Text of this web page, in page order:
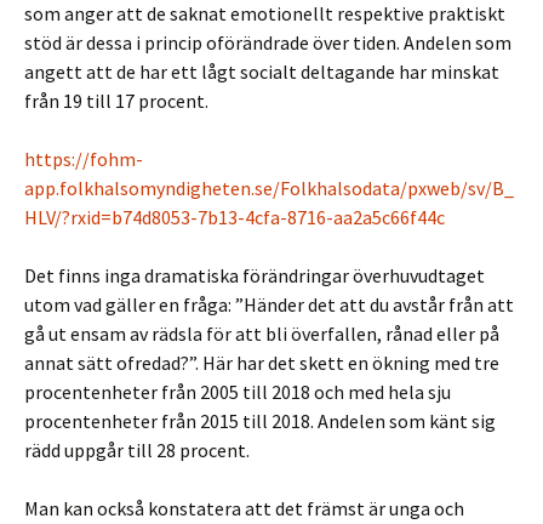
som anger att de saknat emotionellt respektive praktiskt
stöd är dessa i princip oförändrade över tiden. Andelen som
angett att de har ett lågt socialt deltagande har minskat
från 19 till 17 procent.
https://fohm-
app.folkhalsomyndigheten.se/Folkhalsodata/pxweb/sv/B_
HLV/?rxid=b74d8053-7b13-4cfa-8716-aa2a5c66f44c
Det finns inga dramatiska förändringar överhuvudtaget
utom vad gäller en fråga: ”Händer det att du avstår från att
gå ut ensam av rädsla för att bli överfallen, rånad eller på
annat sätt ofredad?”. Här har det skett en ökning med tre
procentenheter från 2005 till 2018 och med hela sju
procentenheter från 2015 till 2018. Andelen som känt sig
rädd uppgår till 28 procent.
Man kan också konstatera att det främst är unga och